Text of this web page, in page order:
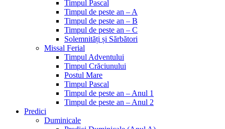
Timpul Pascal
Timpul de peste an – A
Timpul de peste an – B
Timpul de peste an – C
Solemnități și Sărbători
Missal Ferial
Timpul Adventului
Timpul Crăciunului
Postul Mare
Timpul Pascal
Timpul de peste an – Anul 1
Timpul de peste an – Anul 2
Predici
Duminicale